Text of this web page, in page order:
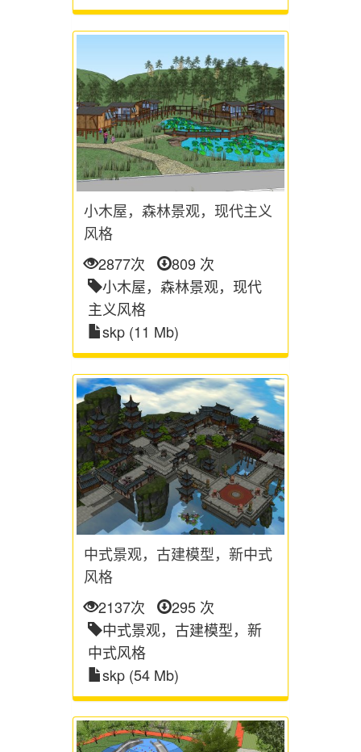
小木屋，森林景观，现代主义
风格
2877次
809 次
小木屋，森林景观，现代
主义风格
skp (11 Mb)
中式景观，古建模型，新中式
风格
2137次
295 次
中式景观，古建模型，新
中式风格
skp (54 Mb)